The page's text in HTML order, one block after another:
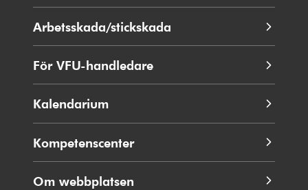
i
fönster
Arbetsskada/stickskada
För VFU-handledare
Kalendarium
Kompetenscenter
Om webbplatsen